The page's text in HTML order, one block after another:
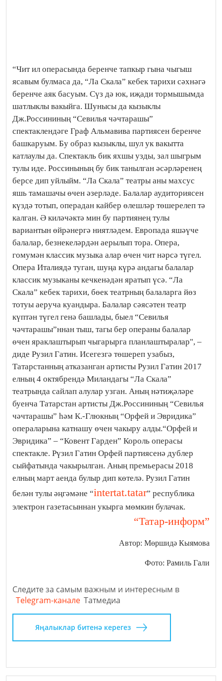
“Чит ил операсында беренче тапкыр гына чыгыш
ясавым булмаса да, “Ла Скала” кебек тарихи сәхнәгә
беренче аяк басуым. Сүз дә юк, иҗади тормышымда
шатлыклы вакыйга. Шунысы да кызыклы
Дж.Россининың “Севилья чәчтарашы”
спектаклендәге Граф Альмавива партиясен беренче
башкаруым. Бу образ кызыклы, шул ук вакытта
катлаулы да. Спектакль бик яхшы узды, зал шыгрым
тулы иде. Россинының бу бик танылган әсәрләренең
берсе дип уйлыйм. “Ла Скала” театры аны махсус
яшь тамашачы өчен әзерләде. Балалар аудиториясен
күздә тотып, операдан кайбер өлешләр төшерелеп тә
калган. Ә киләчәктә мин бу партиянең тулы
вариантын өйрәнергә ниятләдем. Европада яшәүче
балалар, безнекеләрдән аерылып тора. Опера,
гомумән классик музыка алар өчен чит нәрсә түгел.
Опера Италиядә туган, шуңа күрә андагы балалар
классик музыканы кечкенәдән яратып үсә. “Ла
Скала” кебек тарихи, бөек театрның балаларга йөз
тотуы аеруча куандыра. Балалар сәясәтен театр
күптән түгел генә башлады, быел “Севилья
чәчтарашы”ннан тыш, тагы бер операны балалар
өчен яраклаштырып чыгарырга планлаштыралар", –
диде Рузил Гатин. Исегезгә төшереп узабыз,
Татарстанның атказанган артисты Рузил Гатин 2017
елның 4 октябрендә Миландагы “Ла Скала”
театрында сайлап алулар узган. Аның нәтиҗәләре
буенча Татарстан артисты Дж.Россининың “Севилья
чәчтарашы” һәм К.-Глюкның “Орфей и Эвридика”
операларына катнашу өчен чакыру алды.“Орфей и
Эвридика” – “Ковент Гарден” Король операсы
спектакле. Рүзил Гатин Орфей партиясенә дублер
сыйфатында чакырылган. Аның премьерасы 2018
елның март аенда булыр дип көтелә. Рузил Гатин
белән тулы әңгәмәне “intertat.tatar” республика
электрон газетасыннан укырга мөмкин булачак.
“Татар-информ”
Автор: Мөршидә Кыямова
Фото: Рамиль Гали
Следите за самым важным и интересным в
Telegram-канале Татмедиа
Яңалыклар битенә керегез